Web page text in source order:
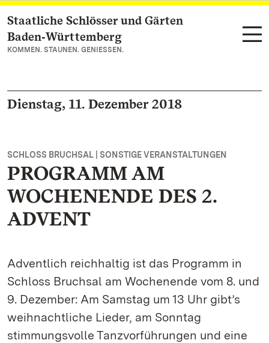
Zum Hauptinhalt springen
Staatliche Schlösser und Gärten
Baden‑Württemberg
KOMMEN. STAUNEN. GENIESSEN.
Dienstag, 11. Dezember 2018
SCHLOSS BRUCHSAL | SONSTIGE VERANSTALTUNGEN
PROGRAMM AM
WOCHENENDE DES 2.
ADVENT
Adventlich reichhaltig ist das Programm in
Schloss Bruchsal am Wochenende vom 8. und
9. Dezember: Am Samstag um 13 Uhr gibt’s
weihnachtliche Lieder, am Sonntag
stimmungsvolle Tanzvorführungen und eine